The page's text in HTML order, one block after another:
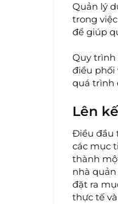
Quản lý
trong
để giúp
Quy trình
điều phối
quá trình
Lên
Điều đầu
các mục
thành
nhà
đặt ra
thực tế